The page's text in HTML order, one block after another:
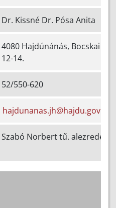
Dr. Kissné Dr. Pósa Anita
4080 Hajdúnánás, Bocskai u.
12-14.
52/550-620
hajdunanas.jh@hajdu.gov.hu
Szabó Norbert tű. alezredes